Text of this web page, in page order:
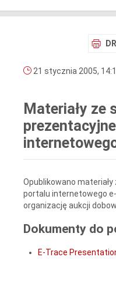
21 stycznia 2005,
Materiały ze
Opublikowano
portalu internetowego
organizację aukcji
Dokumenty do
E-Trace